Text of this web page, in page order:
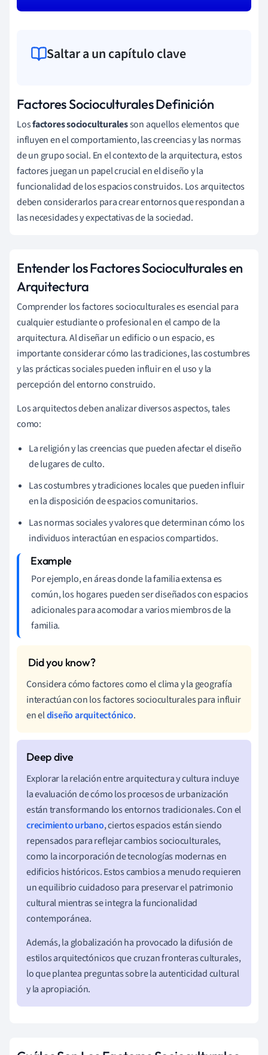
Saltar a un capítulo clave
Factores Socioculturales Definición
Losfactores socioculturalesson aquellos elementos que
influyen en el comportamiento, las creencias y las normas
de un grupo social. En el contexto de la arquitectura, estos
factores juegan un papel crucial en el diseño y la
funcionalidad de los espacios construidos. Los arquitectos
deben considerarlos para crear entornos que respondan a
las necesidades y expectativas de la sociedad.
Entender los Factores Socioculturales en
Arquitectura
Comprender los factores socioculturales es esencial para
cualquier estudiante o profesional en el campo de la
arquitectura. Al diseñar un edificio o un espacio, es
importante considerar cómo las tradiciones, las costumbres
y las prácticas sociales pueden influir en el uso y la
percepción del entorno construido.
Los arquitectos deben analizar diversos aspectos, tales
como:
La religión y las creencias que pueden afectar el diseño
de lugares de culto.
Las costumbres y tradiciones locales que pueden influir
en la disposición de espacios comunitarios.
Las normas sociales y valores que determinan cómo los
individuos interactúan en espacios compartidos.
Por ejemplo, en áreas donde la familia extensa es
común, los hogares pueden ser diseñados con espacios
adicionales para acomodar a varios miembros de la
familia.
Considera cómo factores como el clima y la geografía
interactúan con los factores socioculturales para influir
en eldiseño arquitectónico.
Explorar la relación entre arquitectura y cultura incluye
la evaluación de cómo los procesos de urbanización
están transformando los entornos tradicionales. Con el
crecimiento urbano, ciertos espacios están siendo
repensados para reflejar cambios socioculturales,
como la incorporación de tecnologías modernas en
edificios históricos. Estos cambios a menudo requieren
un equilibrio cuidadoso para preservar el patrimonio
cultural mientras se integra la funcionalidad
contemporánea.
Además, la globalización ha provocado la difusión de
estilos arquitectónicos que cruzan fronteras culturales,
lo que plantea preguntas sobre la autenticidad cultural
y la apropiación.